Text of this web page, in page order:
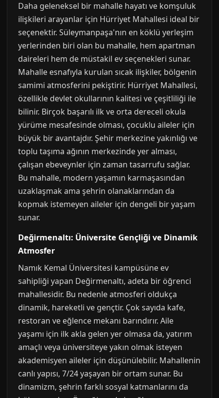
Daha geleneksel bir mahalle hayatı ve komşuluk
ilişkileri arayanlar için Hürriyet Mahallesi ideal bir
seçenektir. Süleymanpaşa'nın en köklü yerleşim
yerlerinden biri olan bu mahalle, hem apartman
daireleri hem de müstakil ev seçenekleri sunar.
Mahalle esnafıyla kurulan sıcak ilişkiler, bölgenin
samimi atmosferini pekiştirir. Hürriyet Mahallesi,
özellikle devlet okullarının kalitesi ve çeşitliliği ile
bilinir. Birçok başarılı ilk ve orta dereceli okula
yürüme mesafesinde olması, çocuklu aileler için
büyük bir avantajdır. Şehir merkezine yakınlığı ve
toplu taşıma ağının merkezinde yer alması,
çalışan ebeveynler için zaman tasarrufu sağlar.
Bu mahalle, modern yaşamın karmaşasından
uzaklaşmak ama şehrin olanaklarından da
kopmak istemeyen aileler için dengeli bir yaşam
sunar.
Değirmenaltı: Üniversite Gençliği ve Dinamik
Atmosfer
Namık Kemal Üniversitesi kampüsüne ev
sahipliği yapan Değirmenaltı, adeta bir öğrenci
mahallesidir. Bu nedenle atmosferi oldukça
dinamik, hareketli ve gençtir. Çok sayıda kafe,
restoran ve eğlence mekanı barındırır. Aile
yaşamı için ilk akla gelen yer olmasa da, yatırım
amaçlı veya üniversiteye yakın olmak isteyen
akademisyen aileler için düşünülebilir. Mahallenin
canlı yapısı, 7/24 yaşayan bir ortam sunar. Bu
dinamizm, şehrin farklı sosyal katmanlarını da